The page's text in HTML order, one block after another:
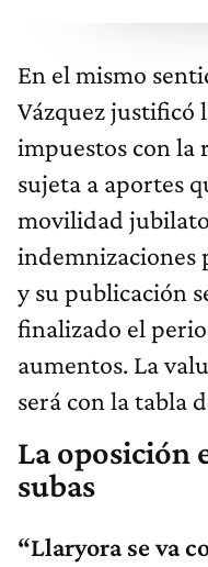
En el mismo
Vázquez justificó
impuestos con la
sujeta a aportes
movilidad
indemnizaciones
y su publicación
finalizado el
aumentos. La
será con la tabla
La oposición
subas
“Llaryora se va